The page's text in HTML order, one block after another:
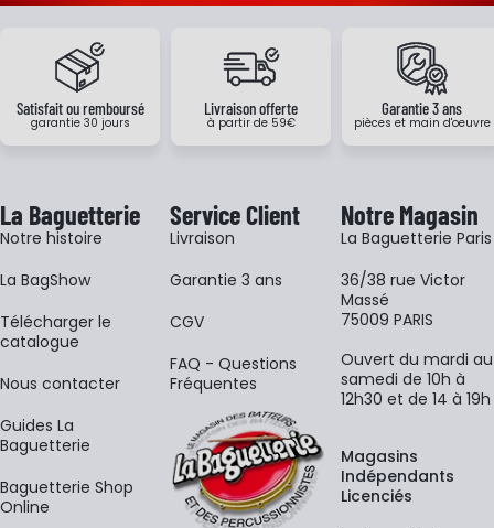
Satisfait ou remboursé
garantie 30 jours
Livraison offerte
à partir de 59€
Garantie 3 ans
pièces et main d'oeuvre
La Baguetterie
Notre histoire
La BagShow
​Télécharger le
catalogue
Nous contacter
Guides La
Baguetterie
Baguetterie Shop
Online
Service Client
Livraison
Garantie 3 ans
CGV
FAQ - Questions
Fréquentes
Notre Magasin
La Baguetterie Paris
36/38 rue Victor
Massé
75009 PARIS
Ouvert du mardi au
samedi de 10h à
12h30 et de 14 à 19h
Magasins
Indépendants
Licenciés